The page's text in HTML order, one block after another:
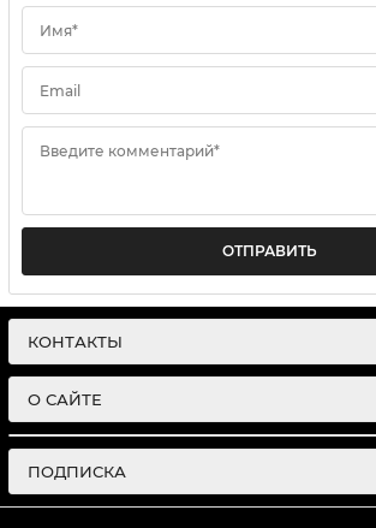
Имя*
Email
Введите комментарий*
ОТПРАВИТЬ
КОНТАКТЫ
О САЙТЕ
ПОДПИСКА